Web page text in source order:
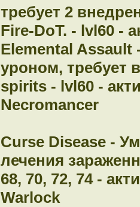
требует 2
Fire-DoT. - lvl60 -
Elemental
уроном, требует
spirits - lvl60 -
Necromancer
Curse Disease -
лечения
68, 70, 72, 74 -
Warlock